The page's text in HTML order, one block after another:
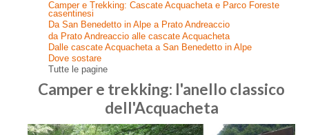
Camper e Trekking: Cascate Acquacheta e Parco Foreste
casentinesi
Da San Benedetto in Alpe a Prato Andreaccio
da Prato Andreaccio alle cascate Acquacheta
Dalle cascate Acquacheta a San Benedetto in Alpe
Dove sostare
Tutte le pagine
Camper e trekking: l'anello classico
dell'Acquacheta